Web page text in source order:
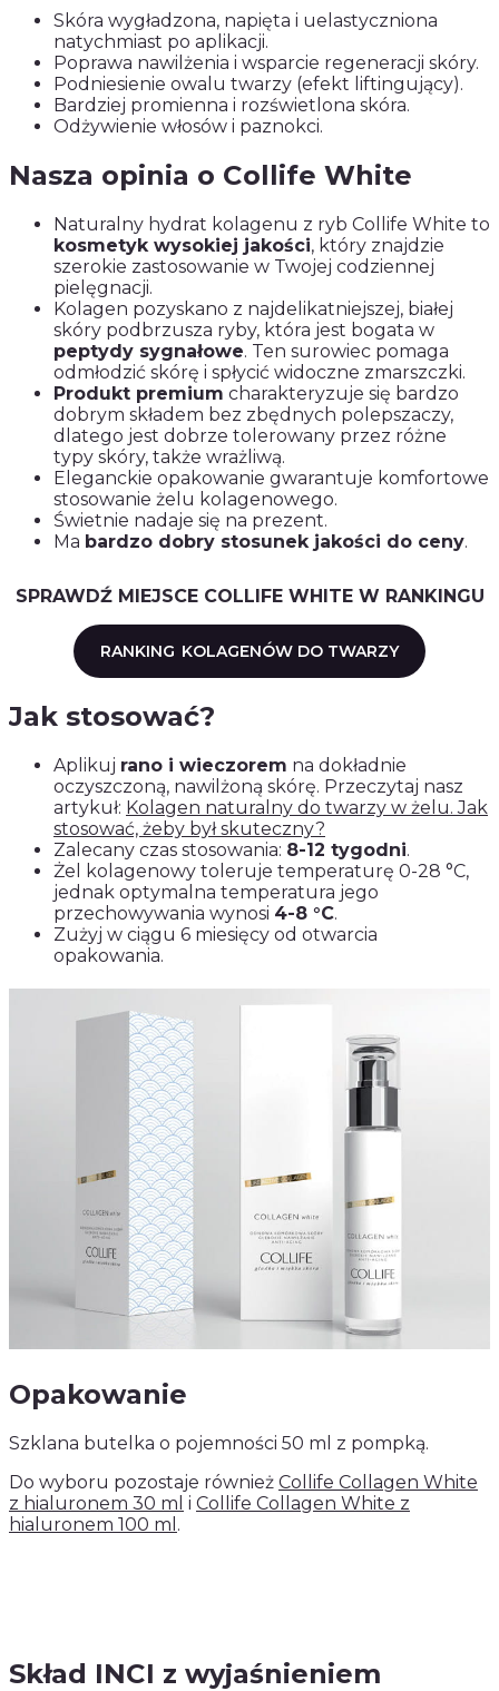
Skóra wygładzona, napięta i uelastyczniona
natychmiast po aplikacji.
Poprawa nawilżenia i wsparcie regeneracji skóry.
Podniesienie owalu twarzy (efekt liftingujący).
Bardziej promienna i rozświetlona skóra.
Odżywienie włosów i paznokci.
Nasza opinia o Collife White
Naturalny hydrat kolagenu z ryb Collife White to
kosmetyk wysokiej jakości, który znajdzie
szerokie zastosowanie w Twojej codziennej
pielęgnacji.
Kolagen pozyskano z najdelikatniejszej, białej
skóry podbrzusza ryby, która jest bogata w
peptydy sygnałowe. Ten surowiec pomaga
odmłodzić skórę i spłycić widoczne zmarszczki.
Produkt premium charakteryzuje się bardzo
dobrym składem bez zbędnych polepszaczy,
dlatego jest dobrze tolerowany przez różne
typy skóry, także wrażliwą.
Eleganckie opakowanie gwarantuje komfortowe
stosowanie żelu kolagenowego.
Świetnie nadaje się na prezent.
Ma bardzo dobry stosunek jakości do ceny.
SPRAWDŹ MIEJSCE COLLIFE WHITE W RANKINGU
RANKING KOLAGENÓW DO TWARZY
Jak stosować?
Aplikuj rano i wieczorem na dokładnie
oczyszczoną, nawilżoną skórę. Przeczytaj nasz
artykuł: Kolagen naturalny do twarzy w żelu. Jak
stosować, żeby był skuteczny?
Zalecany czas stosowania: 8-12 tygodni.
Żel kolagenowy toleruje temperaturę 0-28 °C,
jednak optymalna temperatura jego
przechowywania wynosi 4-8 °C.
Zużyj w ciągu 6 miesięcy od otwarcia
opakowania.
Opakowanie
Szklana butelka o pojemności 50 ml z pompką.
Do wyboru pozostaje również Collife Collagen White
z hialuronem 30 ml i Collife Collagen White z
hialuronem 100 ml .
Skład INCI z wyjaśnieniem